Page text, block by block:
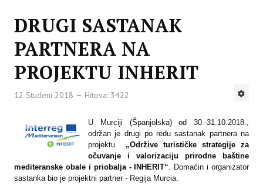
DRUGI SASTANAK
PARTNERA NA
PROJEKTU INHERIT
12 Studeni 2018 Hitova: 3422
U Murciji (Španjolska) od 30.-31.10.2018.,
održan je drugi po redu sastanak partnera na
projektu
„Održive turističke strategije za
očuvanje i valorizaciju prirodne baštine
mediteranske obale i priobalja - INHERIT“. Domaćin i organizator
sastanka bio je projektni partner - Regija Murcia.